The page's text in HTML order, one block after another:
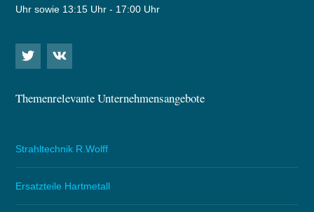
Uhr sowie 13:15 Uhr - 17:00 Uhr
Themenrelevante Unternehmensangebote
Strahltechnik R.Wolff
Ersatzteile Hartmetall